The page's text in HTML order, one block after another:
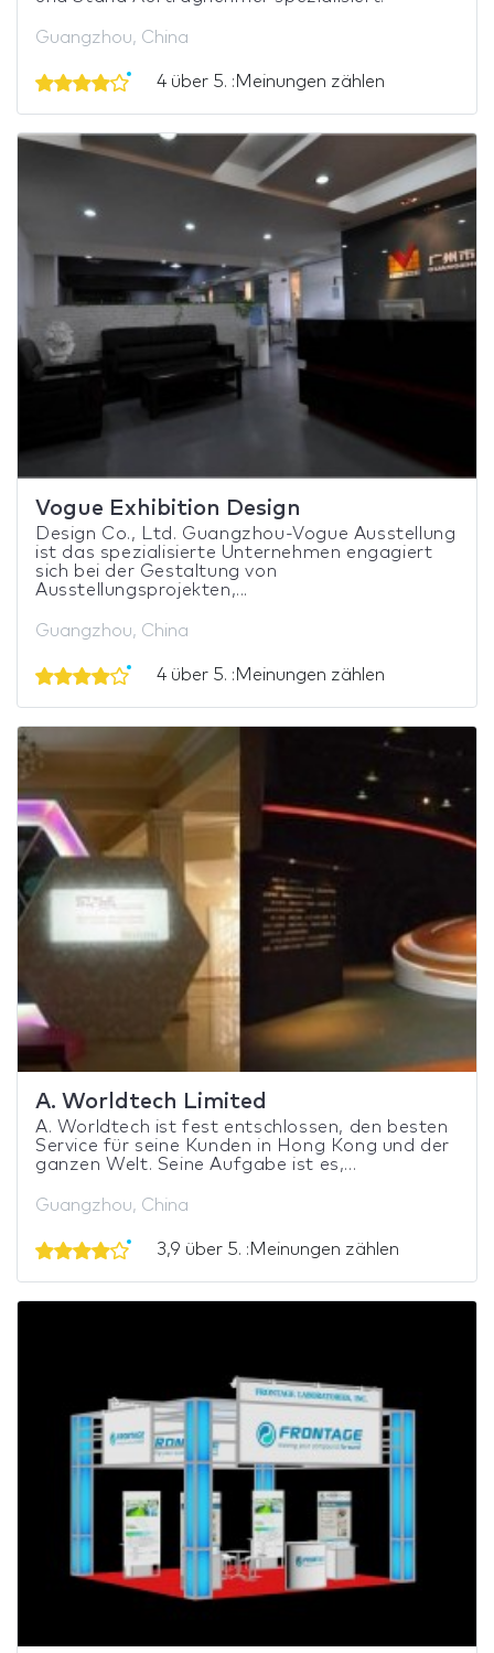
Guangzhou, China
4 über 5. :Meinungen zählen
Vogue Exhibition Design
Design Co., Ltd. Guangzhou-Vogue Ausstellung
ist das spezialisierte Unternehmen engagiert
sich bei der Gestaltung von
Ausstellungsprojekten,...
Guangzhou, China
4 über 5. :Meinungen zählen
A. Worldtech Limited
A. Worldtech ist fest entschlossen, den besten
Service für seine Kunden in Hong Kong und der
ganzen Welt. Seine Aufgabe ist es,...
Guangzhou, China
3,9 über 5. :Meinungen zählen